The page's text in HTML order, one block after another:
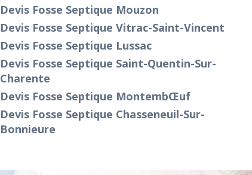
Devis Fosse Septique Mouzon
Devis Fosse Septique Vitrac-Saint-Vincent
Devis Fosse Septique Lussac
Devis Fosse Septique Saint-Quentin-Sur-
Charente
Devis Fosse Septique Montembœuf
Devis Fosse Septique Chasseneuil-Sur-
Bonnieure